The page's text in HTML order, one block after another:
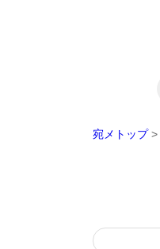
宛メトップ >